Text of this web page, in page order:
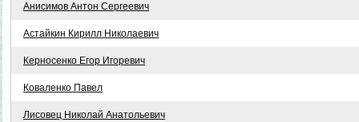
Анисимов Антон Сергеевич
Астайкин Кирилл Николаевич
Керносенко Егор Игоревич
Коваленко Павел
Лисовец Николай Анатольевич